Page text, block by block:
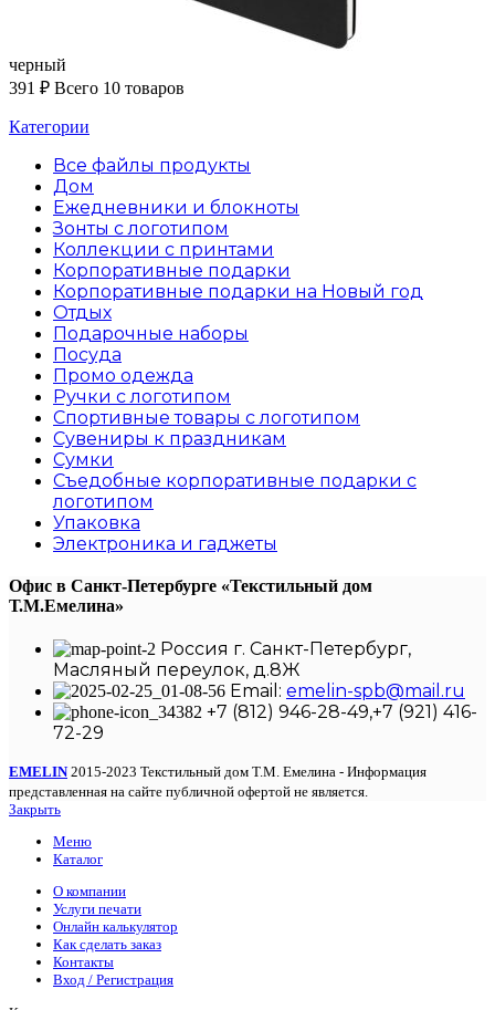
черный
391 ₽ Всего 10 товаров
Категории
Все файлы продукты
Дом
Ежедневники и блокноты
Зонты с логотипом
Коллекции с принтами
Корпоративные подарки
Корпоративные подарки на Новый год
Отдых
Подарочные наборы
Посуда
Промо одежда
Ручки с логотипом
Спортивные товары с логотипом
Сувениры к праздникам
Сумки
Съедобные корпоративные подарки с
логотипом
Упаковка
Электроника и гаджеты
Офис в Санкт-Петербурге «Текстильный дом
Т.М.Емелина»
Россия г. Санкт-Петербург,
Масляный переулок, д.8Ж
Email: emelin-spb@mail.ru
+7 (812) 946-28-49,+7 (921) 416-
72-29
EMELIN 2015-2023 Текстильный дом Т.М. Емелина - Информация
представленная на сайте публичной офертой не является.
Закрыть
Меню
Каталог
О компании
Услуги печати
Онлайн калькулятор
Как сделать заказ
Контакты
Вход / Регистрация